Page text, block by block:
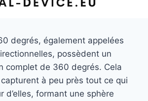
degrés, également appelées
possèdent un
complet de 360 degrés. Cela
capturent à peu près tout ce qui
d’elles, formant une sphère